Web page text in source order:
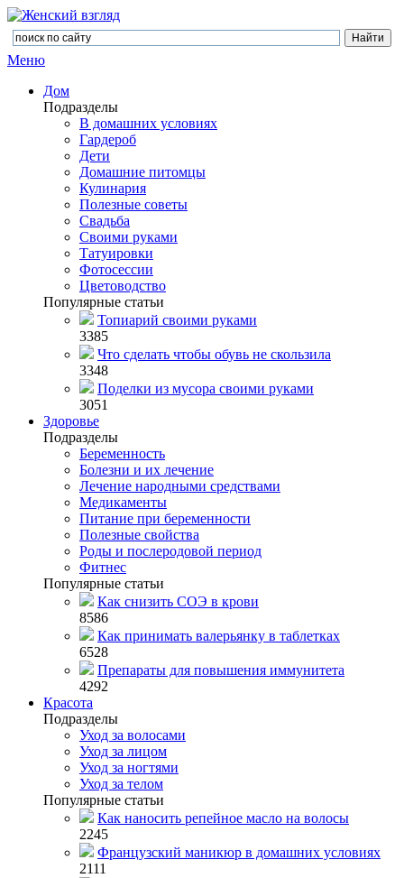
Меню
Дом
Подразделы
В домашних условиях
Гардероб
Дети
Домашние питомцы
Кулинария
Полезные советы
Свадьба
Своими руками
Татуировки
Фотосессии
Цветоводство
Популярные статьи
Топиарий своими руками
3385
Что сделать чтобы обувь не скользила
3348
Поделки из мусора своими руками
3051
Здоровье
Подразделы
Беременность
Болезни и их лечение
Лечение народными средствами
Медикаменты
Питание при беременности
Полезные свойства
Роды и послеродовой период
Фитнес
Популярные статьи
Как снизить СОЭ в крови
8586
Как принимать валерьянку в таблетках
6528
Препараты для повышения иммунитета
4292
Красота
Подразделы
Уход за волосами
Уход за лицом
Уход за ногтями
Уход за телом
Популярные статьи
Как наносить репейное масло на волосы
2245
Французский маникюр в домашних условиях
2111